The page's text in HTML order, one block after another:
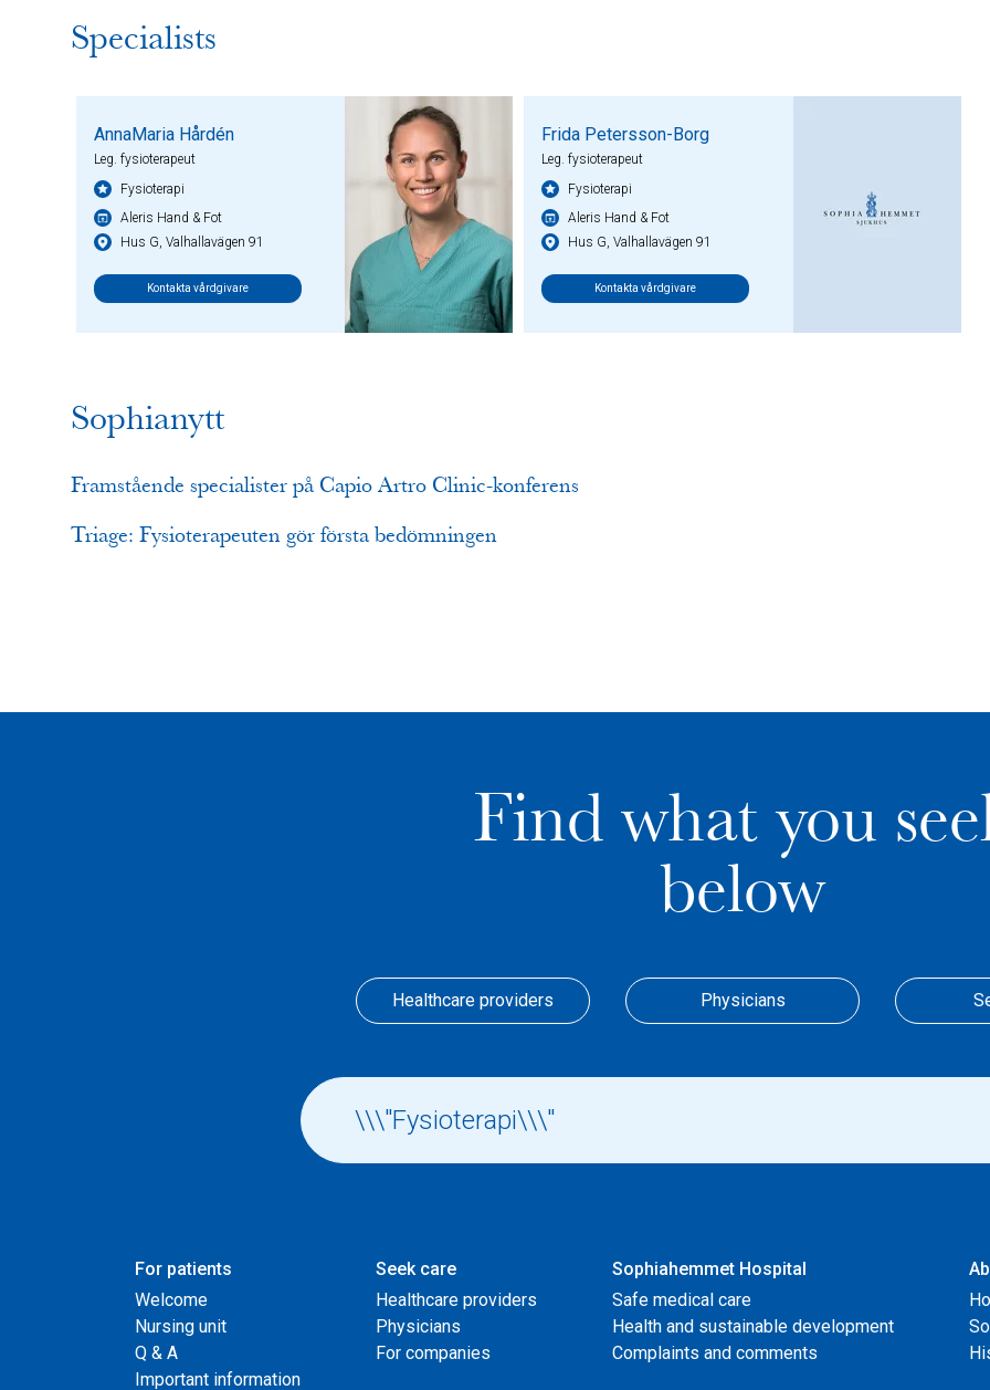
Specialists
AnnaMaria Hårdén
Leg. fysioterapeut
Fysioterapi
Aleris Hand & Fot
Hus G, Valhallavägen 91
Kontakta vårdgivare
Frida Petersson-Borg
Leg. fysioterapeut
Fysioterapi
Aleris Hand & Fot
Hus G, Valhallavägen 91
Kontakta vårdgivare
Sophianytt
Framstående specialister på Capio Artro Clinic-konferens
Triage: Fysioterapeuten gör första bedömningen
Find what you
below
Healthcare providers Physicians
For patients
Welcome
Nursing unit
Q & A
Important information
Seek care
Healthcare providers
Physicians
For companies
Sophiahemmet Hospital
Safe medical care
Health and sustainable development
Complaints and comments